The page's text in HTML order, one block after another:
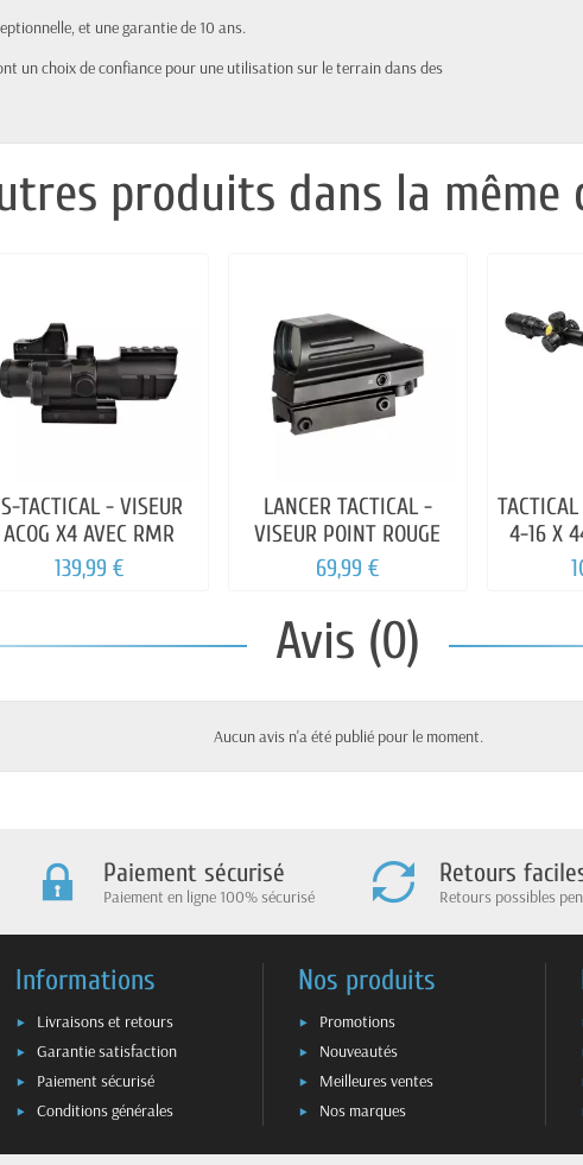
et une garantie de 10 ans.
un choix de confiance pour une utilisation sur le terrain dans des
produits dans la même
TACTICAL - VISEUR
ACOG X4 AVEC RMR
139,99 €
LANCER TACTICAL -
VISEUR POINT ROUGE
69,99 €
4-16 X
Avis (0)
Aucun avis n'a été publié pour le moment.
Paiement sécurisé
Paiement en ligne 100% sécurisé
Retours
Retours possibles
Informations
Livraisons et retours
Garantie satisfaction
Paiement sécurisé
Conditions générales
Nos produits
Promotions
Nouveautés
Meilleures ventes
Nos marques